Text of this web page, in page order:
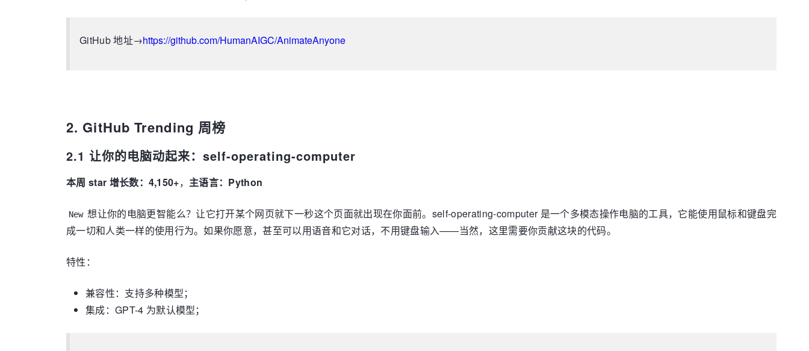
GitHub 地址→https://github.com/HumanAIGC/AnimateAnyone
2. GitHub Trending 周榜
2.1 让你的电脑动起来：self-operating-computer
本周 star 增长数：4,150+， 主语言：Python
New 想让你的电脑更智能么？让它打开某个网页就下一秒这个页面就出现在你面前。self-operating-computer 是一个多模态操作电脑的工具，它能使用鼠标和键盘完
成一切和人类一样的使用行为。如果你愿意，甚至可以用语音和它对话，不用键盘输入——当然，这里需要你贡献这块的代码。
特性：
兼容性：支持多种模型；
集成：GPT-4 为默认模型；